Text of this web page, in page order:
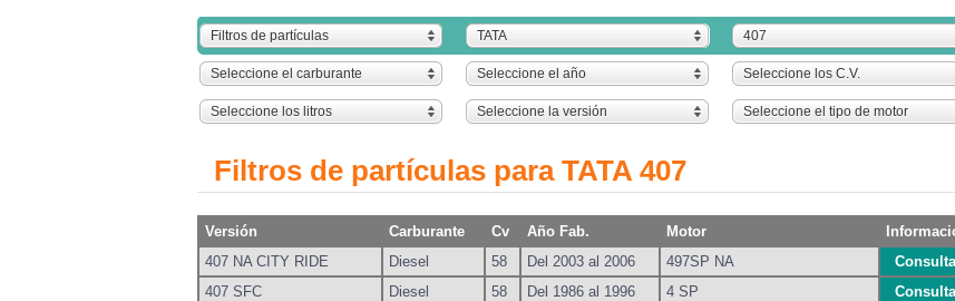
Filtros de partículas TATA 407
Seleccione el carburante Seleccione el año Seleccione los C.V.
Seleccione los litros Seleccione la versión Seleccione el tipo de motor
Filtros de partículas para TATA 407
Versión Carburante Cv Año Fab. Motor
407 NA CITY RIDE
Diesel 58 Del 2003 al 2006 497SP NA
407 SFC
Diesel 58 Del 1986 al 1996 4 SP